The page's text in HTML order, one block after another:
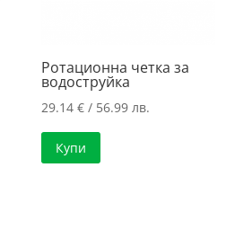
Ротационна четка за
водоструйка
29.14€ / 56.99 лв.
Купи